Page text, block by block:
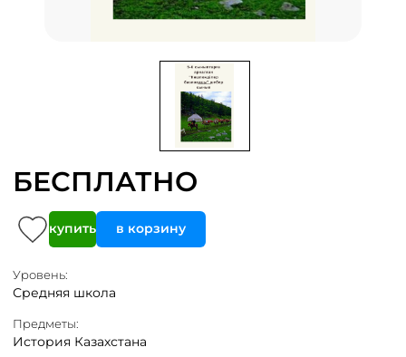
БЕСПЛАТНО
купить в корзину
Уровень:
Средняя школа
Предметы:
История Казахстана